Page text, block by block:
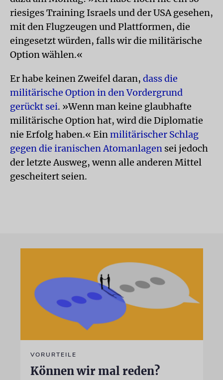
riesiges Training Israels und der USA gesehen,
mit den Flugzeugen und Plattformen, die
eingesetzt würden, falls wir die militärische
Option wählen.«
Er habe keinen Zweifel daran, dass die
militärische Option in den Vordergrund
gerückt sei. »Wenn man keine glaubhafte
militärische Option hat, wird die Diplomatie
nie Erfolg haben.« Einmilitärischer Schlag
gegen die iranischen Atomanlagen sei jedoch
der letzte Ausweg, wenn alle anderen Mittel
gescheitert seien.
VORURTEILE
Können wir mal reden?